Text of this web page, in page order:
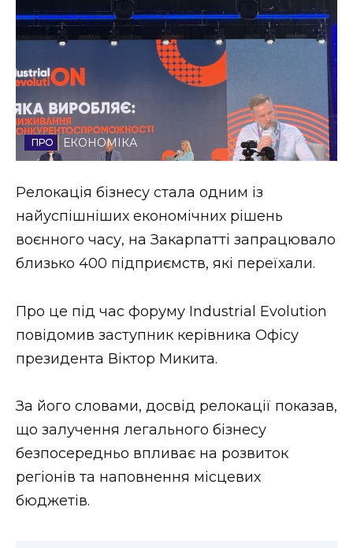
Соціум
Стиль життя
Втрачений Ужгород
ЗАКАРПАТСЬКІ НОВИНИ
НОВИНИ ЗАХІДНОЇ УКРАЇНИ
ВІДЕО
ЕКОНОМІКА
Релокація бізнесу стала одним із
найуспішніших економічних рішень
воєнного часу, на Закарпатті запрацювало
близько 400 підприємств, які переїхали.
Про це під час форуму Industrial Evolution
повідомив заступник керівника Офісу
президента Віктор Микита.
За його словами, досвід релокації показав,
що залучення легального бізнесу
безпосередньо впливає на розвиток
регіонів та наповнення місцевих
бюджетів.